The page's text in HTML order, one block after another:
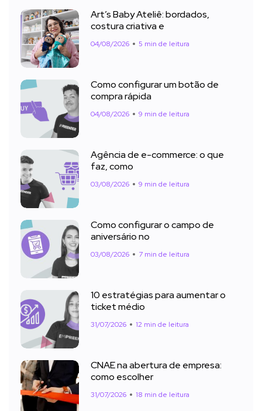
Art’s Baby Ateliê: bordados,
costura criativa e
04/08/2026 5 min de leitura
Como configurar um botão de
compra rápida
04/08/2026 9 min de leitura
Agência de e-commerce: o que
faz, como
03/08/2026 9 min de leitura
Como configurar o campo de
aniversário no
03/08/2026 7 min de leitura
10 estratégias para aumentar o
ticket médio
31/07/2026 12 min de leitura
CNAE na abertura de empresa:
como escolher
31/07/2026 18 min de leitura